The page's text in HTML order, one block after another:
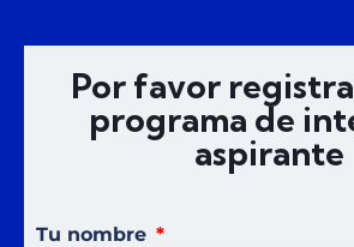
Por favor
programa de
aspirante
Tu nombre